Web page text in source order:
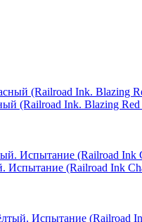
(Railroad Ink. Blazing Red
(Railroad Ink